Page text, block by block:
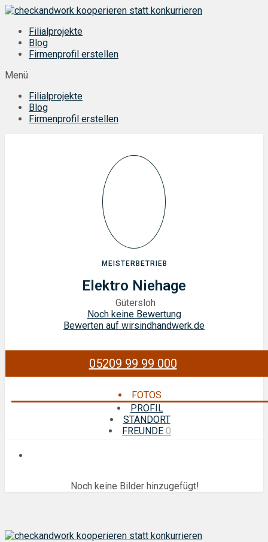
Zum
springenFilialprojekte
Blog
Firmenprofil erstellen
Menü
Filialprojekte
Blog
Firmenprofil erstellen
MEISTERBETRIEB
Elektro Niehage
Gütersloh
Noch keine Bewertung
Bewerten auf wirsindhandwerk.de
05209 99 99 000
FOTOS
PROFIL
STANDORT
FREUNDE 0
Noch keine Bilder hinzugefügt!